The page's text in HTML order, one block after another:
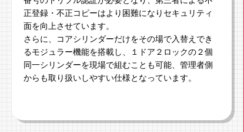
正登録・不正コピーはより困難になりセキュリティ
面を向上させています。
さらに、コアシリンダーだけをその場で入替えでき
るモジュラー機能を搭載し、１ドア２ロックの２個
同一シリンダーを現場で組むことも可能、管理者側
からも取り扱いしやすい仕様となっています。